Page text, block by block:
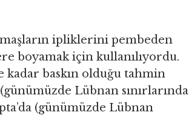
ipliklerini pembeden
boyamak için kullanılıyordu.
kadar baskın olduğu tahmin
Lübnan sınırlarında
(günümüzde Lübnan